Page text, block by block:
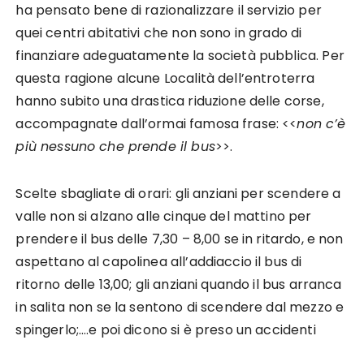
ha pensato bene di razionalizzare il servizio per
quei centri abitativi che non sono in grado di
finanziare adeguatamente la società pubblica. Per
questa ragione alcune Località dell’entroterra
hanno subito una drastica riduzione delle corse,
accompagnate dall’ormai famosa frase: <<non c’è
più nessuno che prende il bus>>.
Scelte sbagliate di orari: gli anziani per scendere a
valle non si alzano alle cinque del mattino per
prendere il bus delle 7,30 – 8,00 se in ritardo, e non
aspettano al capolinea all’addiaccio il bus di
ritorno delle 13,00; gli anziani quando il bus arranca
in salita non se la sentono di scendere dal mezzo e
spingerlo;….e poi dicono si è preso un accidenti